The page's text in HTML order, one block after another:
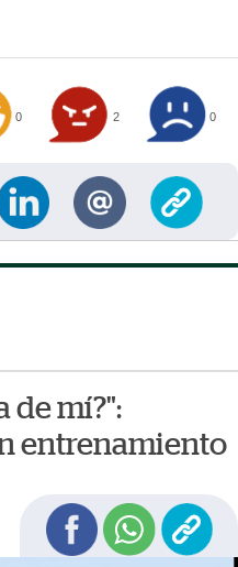
0 2 0
de mí?":
entrenamiento